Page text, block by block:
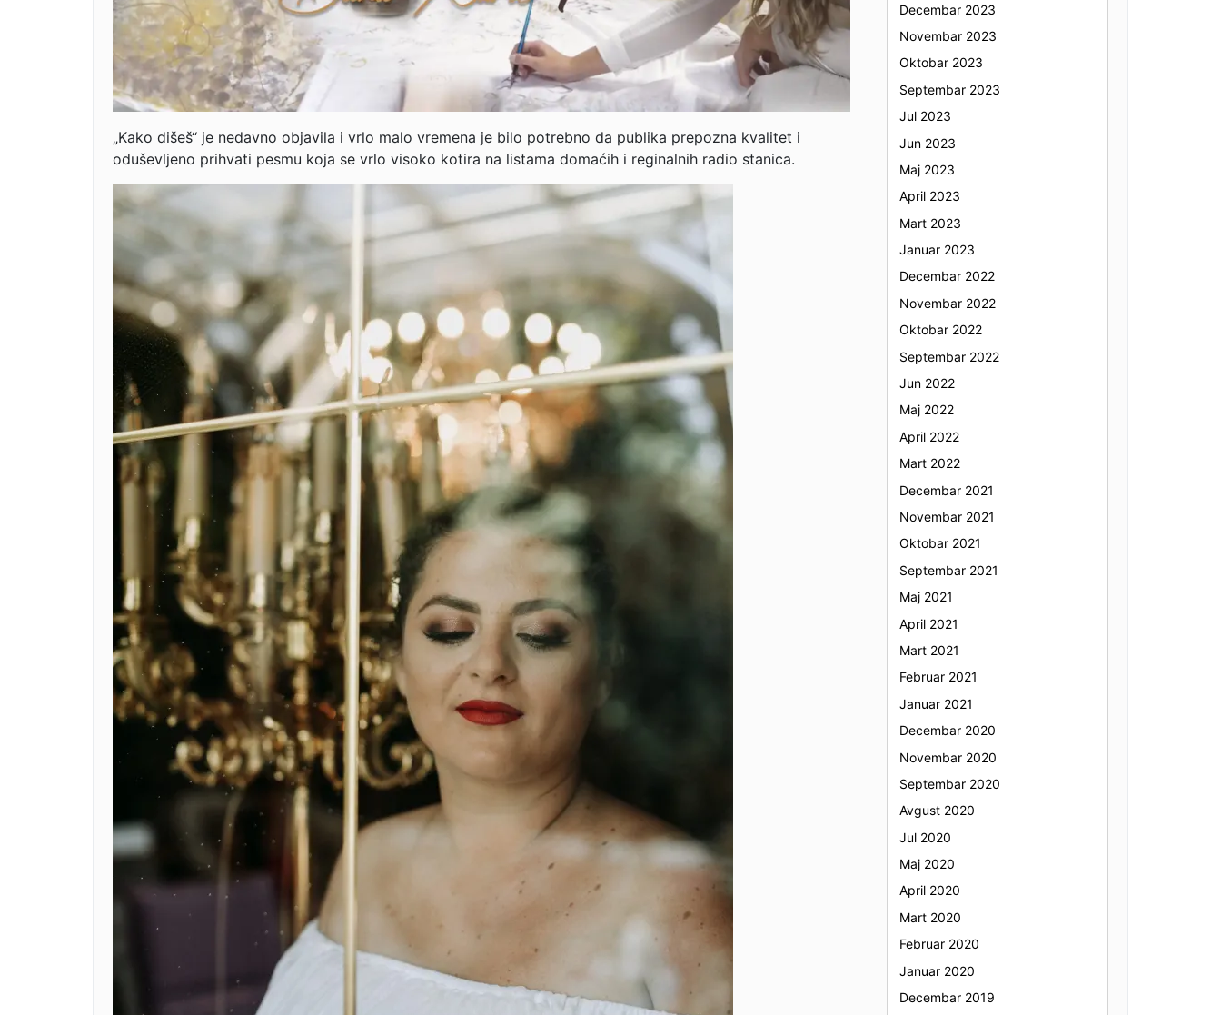
„Kako dišeš“ je nedavno objavila i vrlo malo vremena je bilo potrebno da publika prepozna kvalitet i
oduševljeno prihvati pesmu koja se vrlo visoko kotira na listama domaćih i reginalnih radio stanica.
Decembar 2023
Novembar 2023
Oktobar 2023
Septembar 2023
Jul 2023
Jun 2023
Maj 2023
April 2023
Mart 2023
Januar 2023
Decembar 2022
Novembar 2022
Oktobar 2022
Septembar 2022
Jun 2022
Maj 2022
April 2022
Mart 2022
Decembar 2021
Novembar 2021
Oktobar 2021
Septembar 2021
Maj 2021
April 2021
Mart 2021
Februar 2021
Januar 2021
Decembar 2020
Novembar 2020
Septembar 2020
Avgust 2020
Jul 2020
Maj 2020
April 2020
Mart 2020
Februar 2020
Januar 2020
Decembar 2019